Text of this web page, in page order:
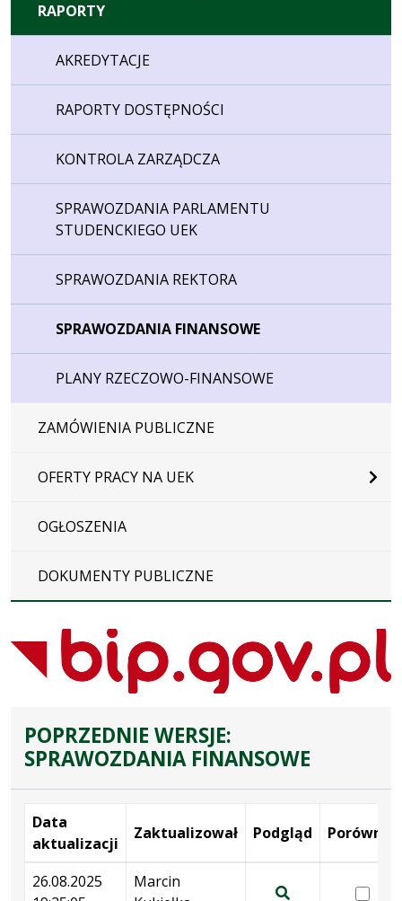
RAPORTY
AKREDYTACJE
RAPORTY DOSTĘPNOŚCI
KONTROLA ZARZĄDCZA
SPRAWOZDANIA PARLAMENTU
STUDENCKIEGO UEK
SPRAWOZDANIA REKTORA
SPRAWOZDANIA FINANSOWE
PLANY RZECZOWO-FINANSOWE
ZAMÓWIENIA PUBLICZNE
OFERTY PRACY NA UEK
OGŁOSZENIA
DOKUMENTY PUBLICZNE
POPRZEDNIE WERSJE:
SPRAWOZDANIA FINANSOWE
Wersje
Data
aktualizacji
Zaktualizował Podgląd Porównaj
26.08.2025
Marcin